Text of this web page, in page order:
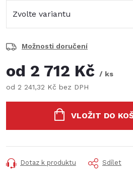
Možnosti doručení
od 2 712 Kč
/ ks
od 2 241,32 Kč bez DPH
VLOŽIT DO
Dotaz k produktu Sdílet